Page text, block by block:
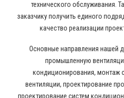
технического обслуживания.
заказчику получить единого
качество реализации
Основные направления нашей
промышленную
кондиционирования, монтаж
вентиляции, проектирование
проектирование систем